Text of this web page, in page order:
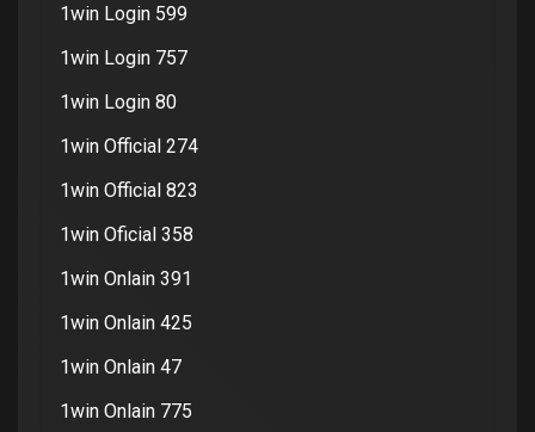
1win Login 599
1win Login 757
1win Login 80
1win Official 274
1win Official 823
1win Oficial 358
1win Onlain 391
1win Onlain 425
1win Onlain 47
1win Onlain 775